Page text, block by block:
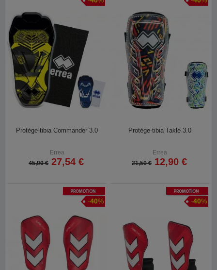
Protège-tibia Commander 3.0
Errea
45,90 € 27,54 €
Protège-tibia Takle 3.0
Errea
21,50 € 12,90 €
Promotion
-40%
Promotion
-40%